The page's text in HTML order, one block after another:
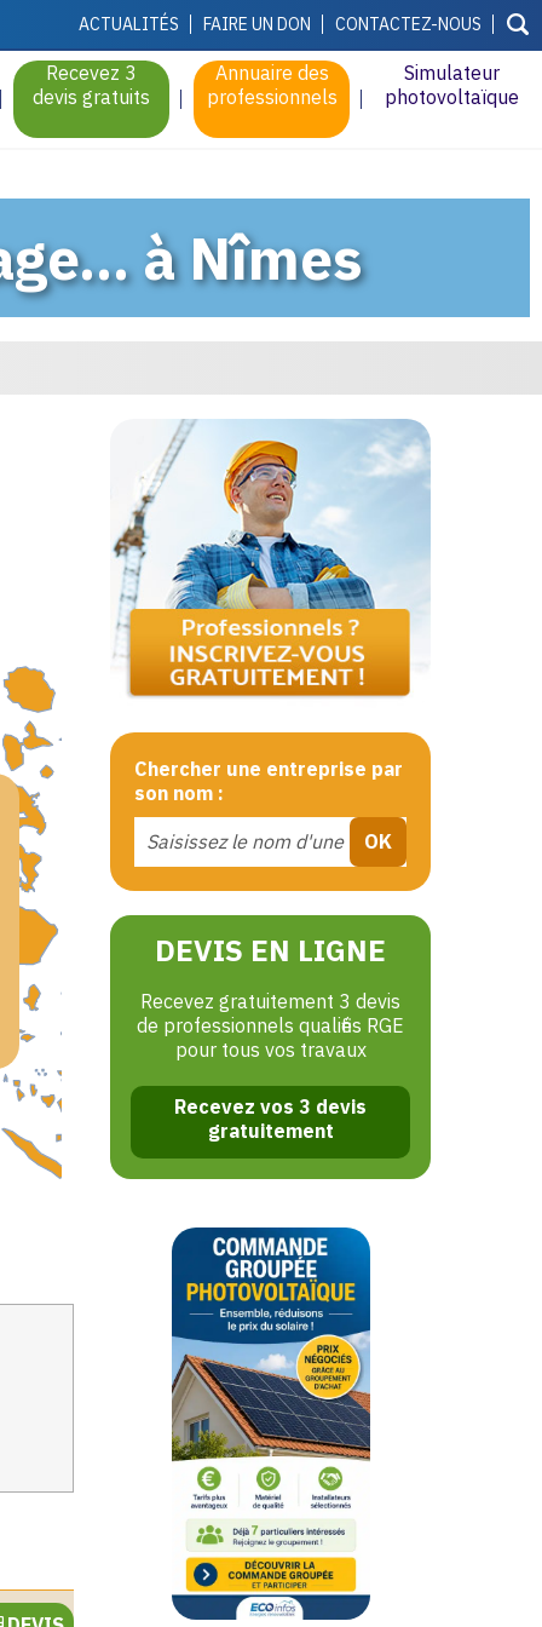
ACTUALITÉS FAIRE UN DON CONTACTEZ-NOUS
Recevez 3
devis gratuits
Annuaire des
professionnels
Simulateur
photovoltaïque
à Nîmes
Chercher une entreprise par
son nom :
DEVIS EN LIGNE
Recevez gratuitement 3 devis
de professionnels qualifiés RGE
pour tous vos travaux
Recevez vos 3 devis
gratuitement